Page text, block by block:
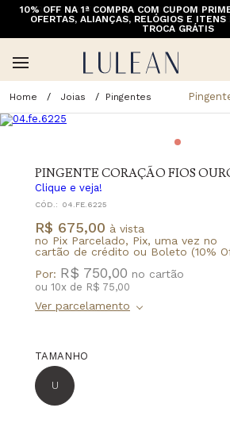
FRETE GRÁTIS ACIMA DE 399 PARA
(EXCETO LINHA
10% OFF NA 1ª COMPRA COM CUPOM
OFERTAS, ALIANÇAS, RELÓGIOS E ITENS
TROCA GRÁTIS
Joias Pingentes Pingente
PINGENTE CORAÇÃO FIOS
Clique e veja!
CÓD.: 04.FE.6225
R$ 675,00 à vista
no Pix Parcelado, Pix, uma vez no
cartão de crédito ou Boleto (10%
Por: R$ 750,00
ou 10x de R$ 75,00
TAMANHO
U